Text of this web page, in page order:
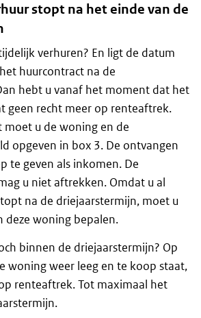
stopt na het einde van de
verhuren? En ligt de datum
huurcontract na de
hebt u vanaf het moment dat het
geen recht meer op renteaftrek.
u de woning en de
opgeven in box 3. De ontvangen
te geven als inkomen. De
u niet aftrekken. Omdat u al
na de driejaarstermijn, moet u
deze woning bepalen.
binnen de driejaarstermijn? Op
woning weer leeg en te koop staat,
renteaftrek. Tot maximaal het